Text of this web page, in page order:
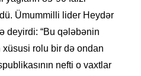
Ümummilli lider Heydər
deyirdi: “Bu qələbənin
xüsusi rolu bir də ondan
nefti o vaxtlar